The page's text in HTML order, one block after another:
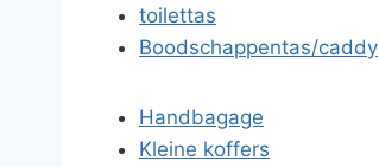
toilettas
Boodschappentas/caddy
Handbagage
Kleine koffers